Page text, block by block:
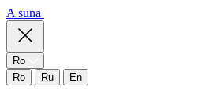
A suna
Ro
Ro
Ru En